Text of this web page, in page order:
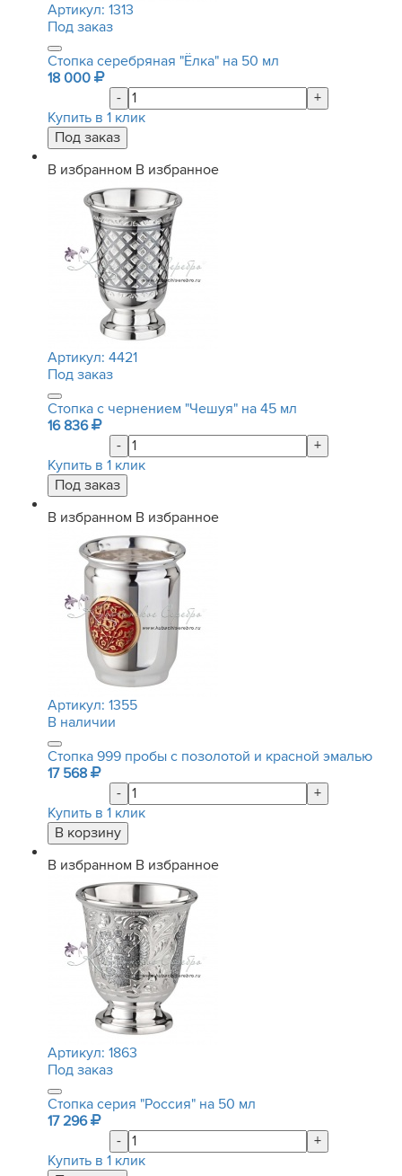
Артикул: 1313
Под заказ
Стопка серебряная "Ёлка" на 50 мл
18 000
-
+
Купить в 1 клик
В избранном В избранное
Артикул: 4421
Под заказ
Стопка с чернением "Чешуя" на 45 мл
16 836
-
+
Купить в 1 клик
В избранном В избранное
Артикул: 1355
В наличии
Стопка 999 пробы с позолотой и красной эмалью
17 568
-
+
Купить в 1 клик
В избранном В избранное
Артикул: 1863
Под заказ
Стопка серия "Россия" на 50 мл
17 296
-
+
Купить в 1 клик